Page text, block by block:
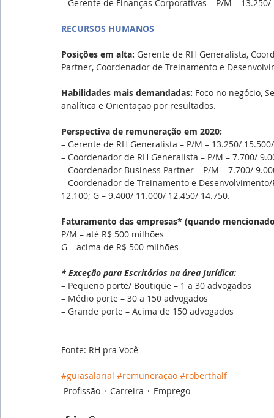
– Gerente de Finanças Corporativas – P/M –
RECURSOS HUMANOS
Posições em alta: Gerente de RH Generalista,
Partner, Coordenador de Treinamento e
Habilidades mais demandadas: Foco no negócio,
analítica e Orientação por resultados.
Perspectiva de remuneração em 2020:
– Gerente de RH Generalista – P/M – 13.250/
– Coordenador de RH Generalista – P/M – 7.700/
– Coordenador Business Partner – P/M – 7.700/
– Coordenador de Treinamento e
12.100; G – 9.400/ 11.000/ 12.450/ 14.750.
Faturamento das empresas* (quando
P/M – até R$ 500 milhões
G – acima de R$ 500 milhões
* Exceção para Escritórios na área Jurídica:
– Pequeno porte/ Boutique – 1 a 30 advogados
– Médio porte – 30 a 150 advogados
– Grande porte – Acima de 150 advogados
Fonte: RH pra Você
#guiasalarial #remuneração #roberthalf
Profissão
Carreira Emprego